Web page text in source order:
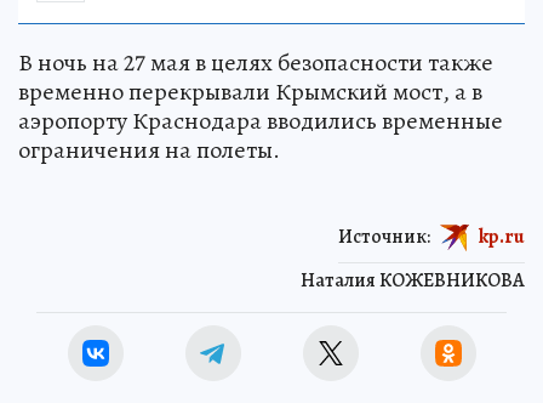
В ночь на 27 мая в целях безопасности также
временно перекрывали Крымский мост, а в
аэропорту Краснодара вводились временные
ограничения на полеты.
Наталия КОЖЕВНИКОВА
Источник: kp.ru